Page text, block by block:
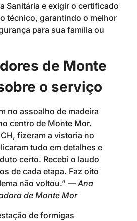
Sanitária e exigir o certificado
técnico, garantindo o melhor
para sua família ou
de Monte
o serviço
no assoalho de madeira
centro de Monte Mor.
fizeram a vistoria no
tudo em detalhes e
certo. Recebi o laudo
de cada etapa. Faz oito
não voltou.” — Ana
de Monte Mor
de formigas